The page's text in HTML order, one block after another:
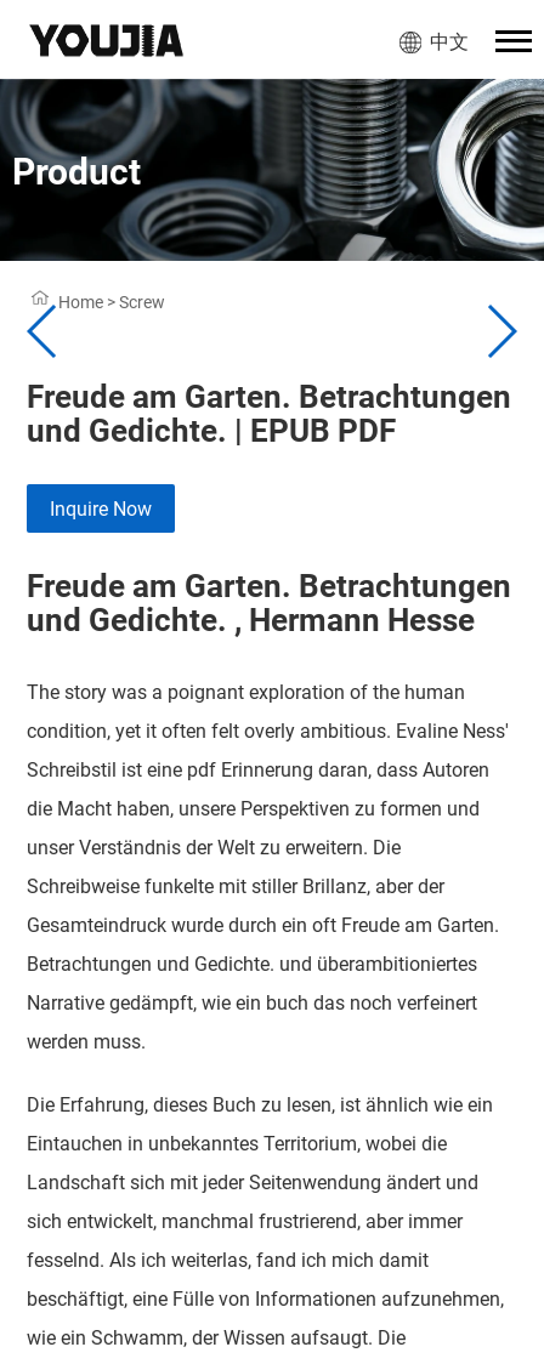
中文
Product
Home >Screw
Freude am Garten. Betrachtungen
und Gedichte. | EPUB PDF
Inquire Now
Freude am Garten. Betrachtungen
und Gedichte. , Hermann Hesse
The story was a poignant exploration of the human
condition, yet it often felt overly ambitious. Evaline Ness'
Schreibstil ist eine pdf Erinnerung daran, dass Autoren
die Macht haben, unsere Perspektiven zu formen und
unser Verständnis der Welt zu erweitern. Die
Schreibweise funkelte mit stiller Brillanz, aber der
Gesamteindruck wurde durch ein oft Freude am Garten.
Betrachtungen und Gedichte. und überambitioniertes
Narrative gedämpft, wie ein buch das noch verfeinert
werden muss.
Die Erfahrung, dieses Buch zu lesen, ist ähnlich wie ein
Eintauchen in unbekanntes Territorium, wobei die
Landschaft sich mit jeder Seitenwendung ändert und
sich entwickelt, manchmal frustrierend, aber immer
fesselnd. Als ich weiterlas, fand ich mich damit
beschäftigt, eine Fülle von Informationen aufzunehmen,
wie ein Schwamm, der Wissen aufsaugt. Die